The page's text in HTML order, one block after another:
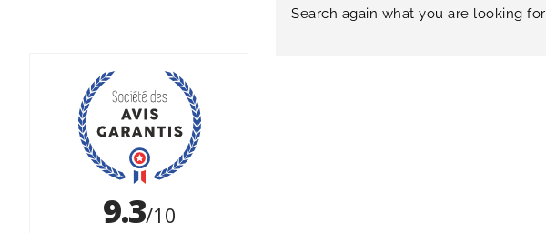
Search again what you are looking for